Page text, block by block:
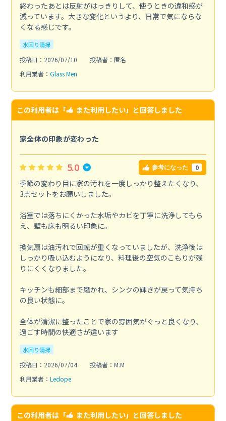
終わったあとは反射がはっきりして、使うときの違和感が
減っています。大きな変化というより、日常で気にならな
くなる感じです。
水回り清掃
投稿日：2026/07/10
投稿者：匿名
利用業者： Glass Men
この利用者は「 また利用したい」と回答しました
家全体の印象が変わった
5.0 参考になった 0
季節の変わり目に家の汚れを一度しっかり整えたくなり、
3点セットをお願いしました。
浴室では落ちにくかった水垢やカビを丁寧に洗浄してもら
え、壁も床も明るい印象に。
換気扇は油汚れで回転が重くなっていましたが、洗浄後は
しっかり吸い込むようになり、料理後の空気のこもりが残
りにくくなりました。
キッチンも細部まで磨かれ、シンクの輝きが戻って気持ち
の良い状態に。
全体が清潔に整ったことで家の雰囲気がぐっと良くなり、
過ごす時間の快適さが違います
水回り清掃
投稿日：2026/07/04
投稿者：M.M
利用業者： Ledope
この利用者は「 また利用したい」と回答しました